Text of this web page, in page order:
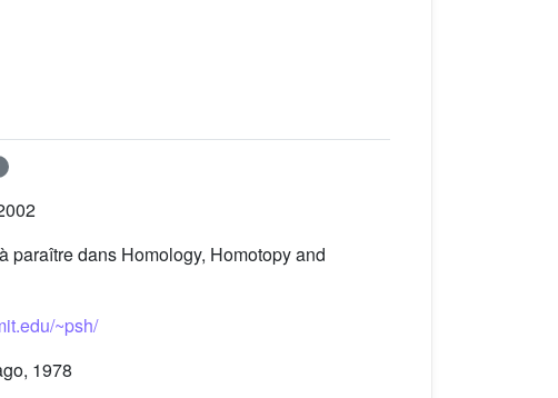
paraître dans Homology, Homotopy and
~psh/
1978